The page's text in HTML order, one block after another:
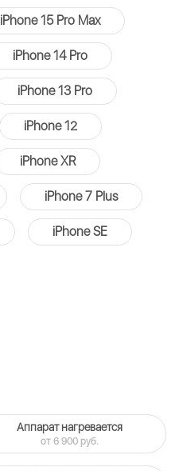
iPhone 15 Pro Max
iPhone 14 Pro
iPhone 13 Pro
iPhone 12
iPhone XR
iPhone 7 Plus
iPhone SE
Аппарат нагревается
от 6 900 руб.